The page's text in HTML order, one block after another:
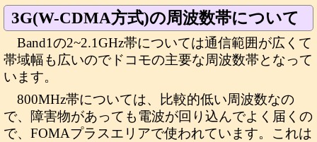
3G(W-CDMA方式)の周波数帯について
Band1の2~2.1GHz帯については通信範囲が広くて
帯域幅も広いのでドコモの主要な周波数帯となって
います。
800MHz帯については、比較的低い周波数なの
で、障害物があっても電波が回り込んでよく届くの
で、FOMAプラスエリアで使われています。これは